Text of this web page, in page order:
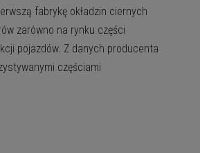
fabrykę okładzin ciernych
zarówno na rynku części
pojazdów. Z danych producenta
częściami